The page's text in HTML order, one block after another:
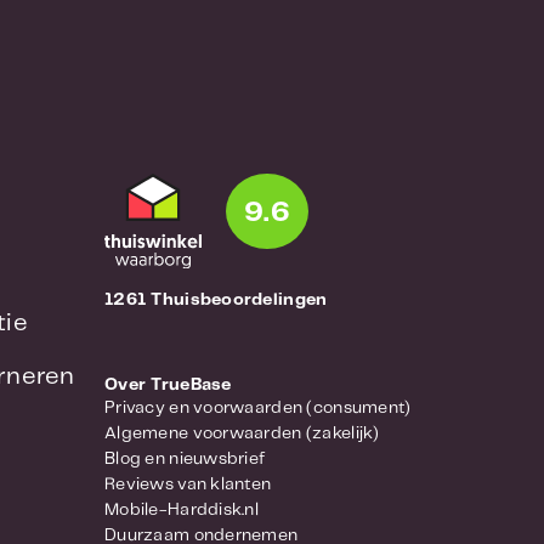
9.6
1261 Thuisbeoordelingen
Over TrueBase
Privacy en voorwaarden (consument)
Algemene voorwaarden (zakelijk)
Blog en nieuwsbrief
Reviews van klanten
Mobile-Harddisk.nl
Duurzaam ondernemen